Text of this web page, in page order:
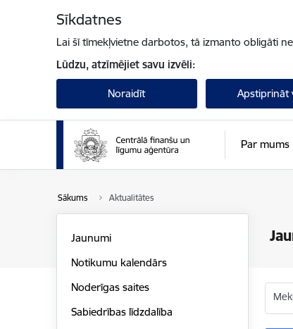
Sīkdatnes
Lai šī tīmekļvietne darbotos, tā izmanto obligāti
Lūdzu, atzīmējiet savu izvēli:
Noraidīt Apstiprināt
Par mums
Sākums Aktualitātes
Jaunumi
Notikumu kalendārs
Noderīgas saites
Sabiedrības līdzdalība